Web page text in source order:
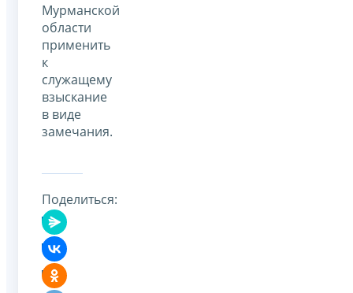
Мурманской
области
применить
к
служащему
взыскание
в виде
замечания.
Поделиться: